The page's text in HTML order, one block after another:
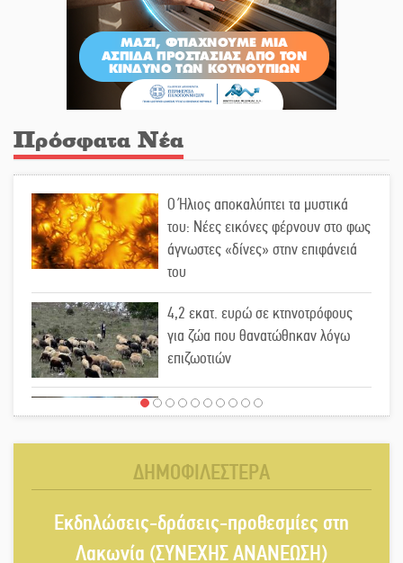
Πρόσφατα Νέα
Ο Ήλιος αποκαλύπτει τα μυστικά
του: Νέες εικόνες φέρνουν στο φως
άγνωστες «δίνες» στην επιφάνειά
του
4,2 εκατ. ευρώ σε κτηνοτρόφους
για ζώα που θανατώθηκαν λόγω
επιζωοτιών
Η ψυχολογία της ανατροπής στο
στη Νεάπολη
ΔΗΜΟΦΙΛΕΣΤΕΡΑ
Εκδηλώσεις-δράσεις-προθεσμίες στη
Λακωνία (ΣΥΝΕΧΗΣ ΑΝΑΝΕΩΣΗ)